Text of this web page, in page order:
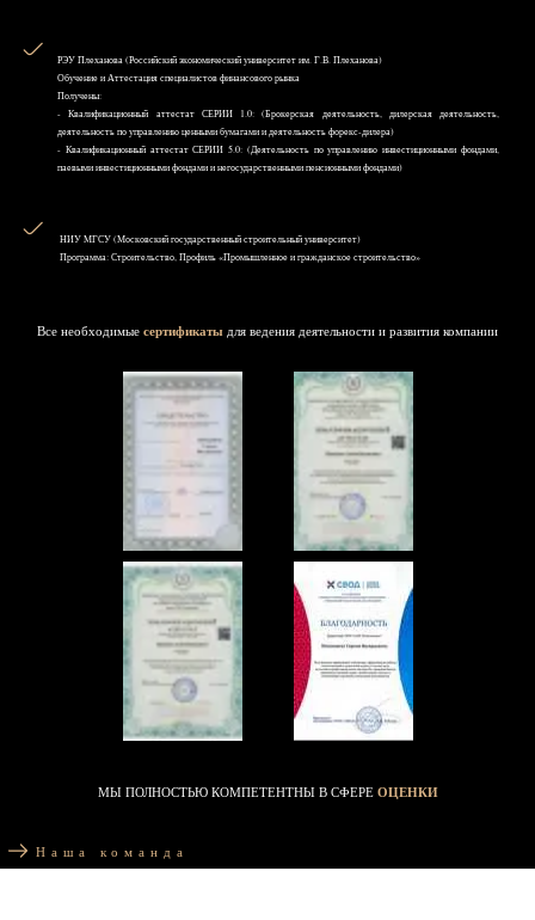
РЭУ Плеханова (Российский экономический университет им. Г.В. Плеханова)
Обучение и Аттестация специалистов финансового рынка
Получены:
- Квалификационный аттестат СЕРИИ 1.0: (Брокерская деятельность, дилерская деятельность,
деятельность по управлению ценными бумагами и деятельность форекс-дилера)
- Квалификационный аттестат СЕРИИ 5.0: (Деятельность по управлению инвестиционными фондами,
паевыми инвестиционными фондами и негосударственными пенсионными фондами)
НИУ MГСУ (Московский государственный строительный университет)
Программа: Строительство, Профиль «Промышленное и гражданское строительство»
Все необходимые сертификаты для ведения деятельности и развития компании
МЫ ПОЛНОСТЬЮ КОМПЕТЕНТНЫ В СФЕРЕ ОЦЕНКИ
Наша команда